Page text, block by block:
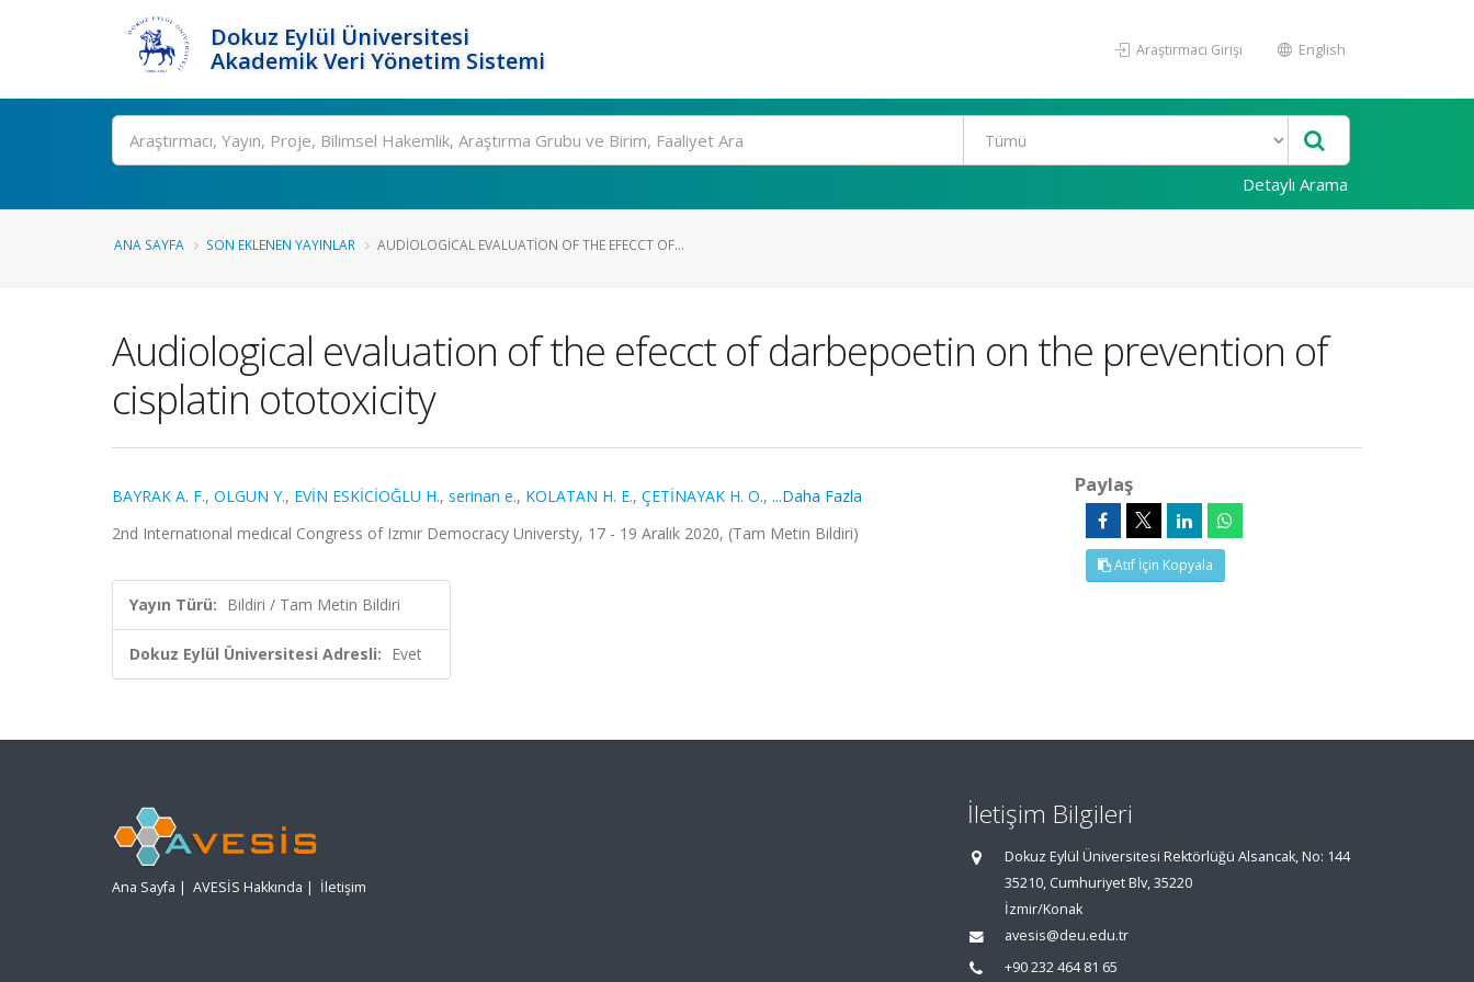
Dokuz Eylül Üniversitesi
Akademik Veri Yönetim Sistemi
Araştırmacı Girişi English
Ara
Detaylı Arama
ANA SAYFA SON EKLENEN YAYINLAR AUDIOLOGICAL EVALUATION OF THE EFECCT OF...
Audiological evaluation of the efecct of darbepoetin on the prevention of
cisplatin ototoxicity
BAYRAK A. F., OLGUN Y., EVİN ESKİCİOĞLU H., serinan e., KOLATAN H. E., ÇETİNAYAK H. O., ...Daha Fazla
2nd Internatıonal medıcal Congress of Izmır Democracy Universty, 17 - 19 Aralık 2020, (Tam Metin Bildiri)
Yayın Türü: Bildiri / Tam Metin Bildiri
Dokuz Eylül Üniversitesi Adresli: Evet
Paylaş
Atıf İçin Kopyala
Ana Sayfa | AVESİS Hakkında | İletişim
İletişim Bilgileri
Dokuz Eylül Üniversitesi Rektörlüğü Alsancak, No: 144
35210, Cumhuriyet Blv, 35220
İzmir/Konak
avesis@deu.edu.tr
+90 232 464 81 65